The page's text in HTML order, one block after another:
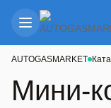
AUTOGASMARKET
Мини-